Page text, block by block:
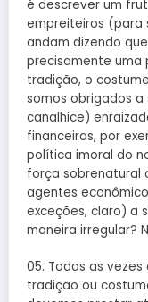
é descrever um
empreiteiros (para
andam dizendo
precisamente
tradição, o
somos obrigados
canalhice)
financeiras, por
política imoral do
força sobrenatural
agentes
exceções, claro) a
maneira irregular?
05. Todas as
tradição ou